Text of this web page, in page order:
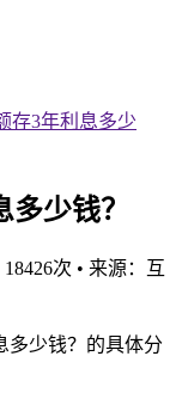
存3年利息多少
少钱？
次 • 来源：互
多少钱？的具体分